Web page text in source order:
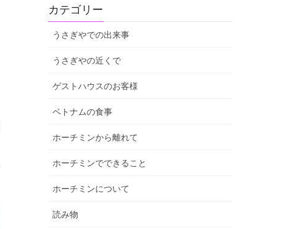
カテゴリー
うさぎやでの出来事
うさぎやの近くで
ゲストハウスのお客様
ベトナムの食事
ホーチミンから離れて
ホーチミンでできること
ホーチミンについて
読み物